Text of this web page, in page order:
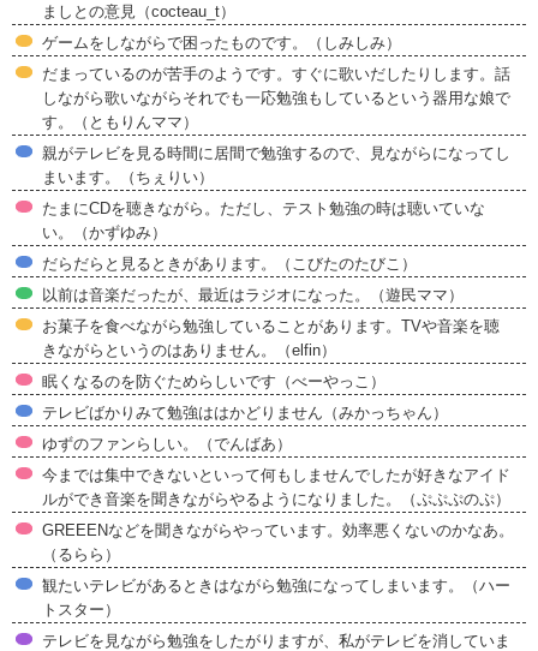
ましとの意見（cocteau_t）
ゲームをしながらで困ったものです。（しみしみ）
だまっているのが苦手のようです。すぐに歌いだしたりします。話
しながら歌いながらそれでも一応勉強もしているという器用な娘で
す。（ともりんママ）
親がテレビを見る時間に居間で勉強するので、見ながらになってし
まいます。（ちぇりい）
たまにCDを聴きながら。ただし、テスト勉強の時は聴いていな
い。（かずゆみ）
だらだらと見るときがあります。（こびたのたびこ）
以前は音楽だったが、最近はラジオになった。（遊民ママ）
お菓子を食べながら勉強していることがあります。TVや音楽を聴
きながらというのはありません。（elfin）
眠くなるのを防ぐためらしいです（べーやっこ）
テレビばかりみて勉強ははかどりません（みかっちゃん）
ゆずのファンらしい。（でんばあ）
今までは集中できないといって何もしませんでしたが好きなアイド
ルができ音楽を聞きながらやるようになりました。（ぷぷぷのぷ）
GREEENなどを聞きながらやっています。効率悪くないのかなあ。
（るらら）
観たいテレビがあるときはながら勉強になってしまいます。（ハー
トスター）
テレビを見ながら勉強をしたがりますが、私がテレビを消していま